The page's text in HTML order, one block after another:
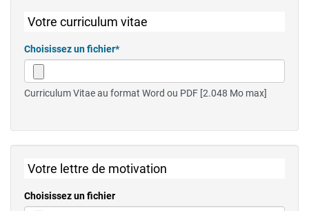
Votre curriculum vitae
Choisissez un fichier*
Curriculum Vitae au format Word ou PDF [2.048 Mo max]
Votre lettre de motivation
Choisissez un fichier